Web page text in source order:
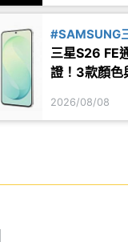
#SAMSUNG
三星S26 FE
證！3款顏色
2026/08/08